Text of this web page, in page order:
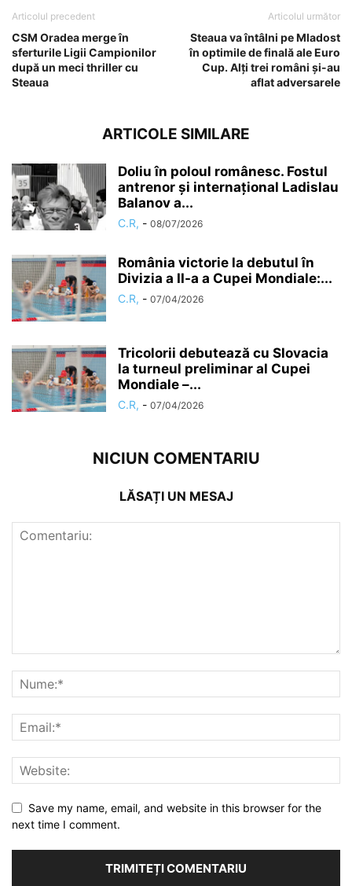
Articolul precedent
CSM Oradea merge în
sferturile Ligii Campionilor
după un meci thriller cu
Steaua
Articolul următor
Steaua va întâlni pe Mladost
în optimile de finală ale Euro
Cup. Alţi trei români şi-au
aflat adversarele
ARTICOLE SIMILARE
Doliu în poloul românesc. Fostul
antrenor şi internaţional Ladislau
Balanov a...
C.R, - 08/07/2026
România victorie la debutul în
Divizia a II-a a Cupei Mondiale:...
C.R, - 07/04/2026
Tricolorii debutează cu Slovacia
la turneul preliminar al Cupei
Mondiale –...
C.R, - 07/04/2026
NICIUN COMENTARIU
LĂSAȚI UN MESAJ
Save my name, email, and website in this browser for the
next time I comment.